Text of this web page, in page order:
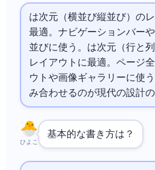
は1次元（横並びor縦並び）の
最適。ナビゲーションバー
並びに使う。 Gridは2次元（行
レイアウトに最適。ページ
ウトや画像ギャラリーに使
み合わせるのが現代の設計
ひよこ
基本的な書き方は？